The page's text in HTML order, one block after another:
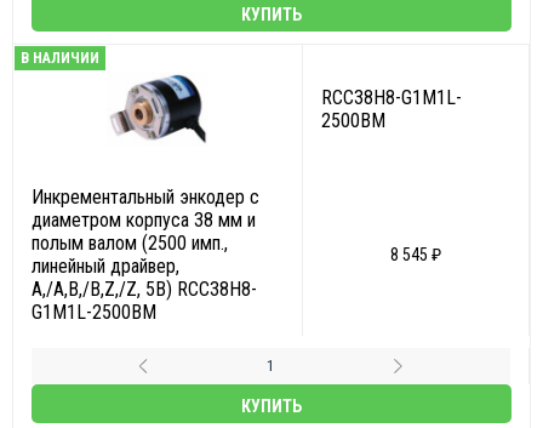
КУПИТЬ
В НАЛИЧИИ
RCC38H8-G1M1L-
2500BM
Инкрементальный энкодер с
диаметром корпуса 38 мм и
полым валом (2500 имп.,
линейный драйвер,
A,/A,B,/B,Z,/Z, 5В) RCC38H8-
G1M1L-2500BM
8 545 ₽
КУПИТЬ